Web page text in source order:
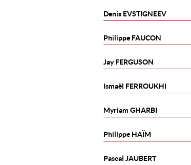
Denis EVSTIGNEEV
Philippe FAUCON
JayFERGUSON
Ismaël FERROUKHI
Myriam GHARBI
Philippe HAÏM
Pascal JAUBERT